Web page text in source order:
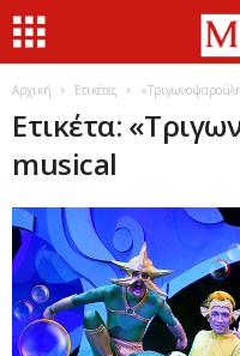
Αρχική Ετικέτες
Ετικέτα:
musical